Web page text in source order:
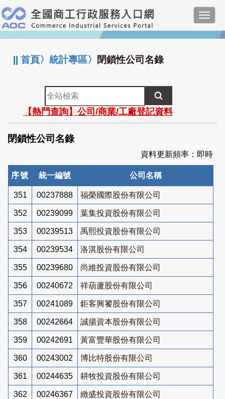
跳
到
主
要
:::
||首頁〉統計專區〉 閉鎖性公司名錄
全
站
檢
索
【熱門查詢】公司/商業/工廠登記資料
閉鎖性公司名錄
資料更新頻率：即時
序號 統一編號 公司名稱
351 00237888 福榮國際股份有限公司
352 00239099 葉集投資股份有限公司
353 00239513 禹熙投資股份有限公司
354 00239534 洛淇股份有限公司
355 00239680 尚維投資股份有限公司
356 00240672 祥葫蘆股份有限公司
357 00241089 鉅客興饕股份有限公司
358 00242664 誠揚資本股份有限公司
359 00242691 黃富豐華股份有限公司
360 00243002 博比特股份有限公司
361 00244635 耕牧投資股份有限公司
362 00246367 緻盛投資股份有限公司